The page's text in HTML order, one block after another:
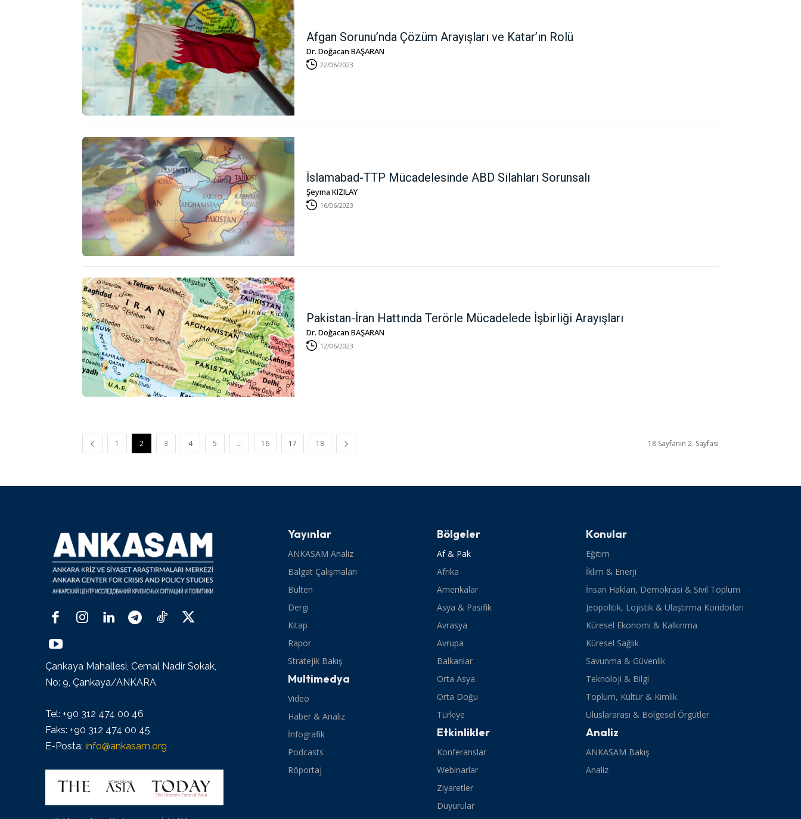
Afgan Sorunu’nda Çözüm Arayışları ve Katar’ın Rolü
Dr. Doğacan BAŞARAN
22/06/2023
İslamabad-TTP Mücadelesinde ABD Silahları Sorunsalı
Şeyma KIZILAY
16/06/2023
Pakistan-İran Hattında Terörle Mücadelede İşbirliği Arayışları
Dr. Doğacan BAŞARAN
12/06/2023
1 2 3 4 5 … 16 17 18 18 Sayfanın 2. Sayfası
Çankaya Mahallesi, Cemal Nadir Sokak,
No: 9, Çankaya/ANKARA
Tel: +90 312 474 00 46
Faks: +90 312 474 00 45
E-Posta: info@ankasam.org
Yayınlar
ANKASAM Analiz
Balgat Çalışmaları
Bülten
Dergi
Kitap
Rapor
Stratejik Bakış
Multimedya
Video
Haber & Analiz
İnfografik
Podcasts
Röportaj
Bölgeler
Af & Pak
Afrika
Amerikalar
Asya & Pasifik
Avrasya
Avrupa
Balkanlar
Orta Asya
Orta Doğu
Türkiye
Etkinlikler
Konferanslar
Webinarlar
Ziyaretler
Duyurular
Konular
Eğitim
İklim & Enerji
İnsan Hakları, Demokrasi & Sivil Toplum
Jeopolitik, Lojistik & Ulaştırma Koridorları
Küresel Ekonomi & Kalkınma
Küresel Sağlık
Savunma & Güvenlik
Teknoloji & Bilgi
Toplum, Kültür & Kimlik
Uluslararası & Bölgesel Örgütler
Analiz
ANKASAM Bakış
Analiz